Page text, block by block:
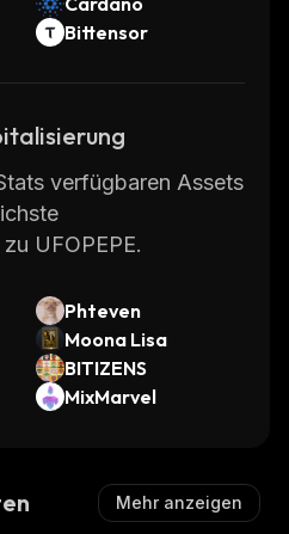
Bittensor
verfügbaren Assets
UFOPEPE.
Phteven
Moona Lisa
BITIZENS
MixMarvel
Mehr anzeigen